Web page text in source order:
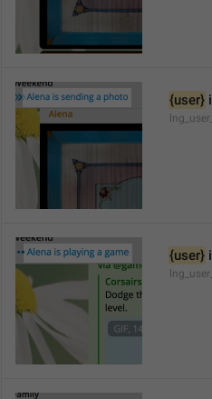
{user}
{user}